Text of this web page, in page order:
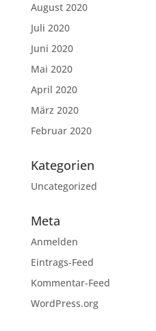
August 2020
Juli 2020
Juni 2020
Mai 2020
April 2020
März 2020
Februar 2020
Kategorien
Uncategorized
Meta
Anmelden
Eintrags-Feed
Kommentar-Feed
WordPress.org